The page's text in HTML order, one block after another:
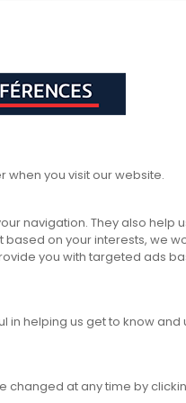
elle
les devoirs des
vos amis, vous
et en mettant la touche
when you visit our website.
navigation. They also help
on your interests, we
you with targeted ads
in helping us get to know
changed at any time by